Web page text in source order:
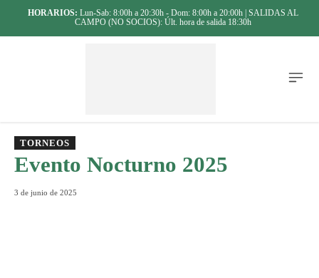
HORARIOS: Lun-Sab: 8:00h a 20:30h - Dom: 8:00h a 20:00h | SALIDAS AL
CAMPO (NO SOCIOS): Últ. hora de salida 18:30h
TORNEOS
Evento Nocturno 2025
3 de junio de 2025